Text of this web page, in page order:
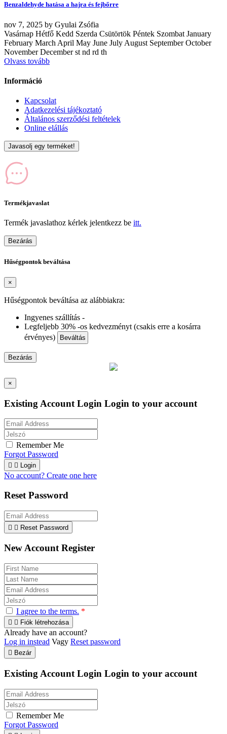
Benzaldehyde hatása a hajra és fejbőrre
nov 7, 2025 by Gyulai Zsófia
Vasárnap Hétfő Kedd Szerda Csütörtök Péntek Szombat January
February March April May June July August September October
November December st nd rd th
Olvass tovább
Információ
Kapcsolat
Adatkezelési tájékoztató
Általános szerződési feltételek
Online elállás
Javasolj egy terméket!
Termékjavaslat
Termék javaslathoz kérlek jelentkezz be itt.
Bezárás
Hűségpontok beváltása
×
Hűségpontok beváltása az alábbiakra:
Ingyenes szállítás -
Legfeljebb 30% -os kedvezményt (csakis erre a kosárra
érvényes)
Beváltás
Bezárás
×
Existing Account Login Login to your account
Remember Me
Forgot Password
  Login
No account? Create one here
Reset Password
  Reset Password
New Account Register
I agree to the terms. *
  Fiók létrehozása
Already have an account?
Log in instead Vagy Reset password
 Bezár
Existing Account Login Login to your account
Remember Me
Forgot Password